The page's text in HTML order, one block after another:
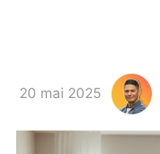
20 mai 2025